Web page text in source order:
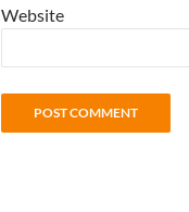
Website